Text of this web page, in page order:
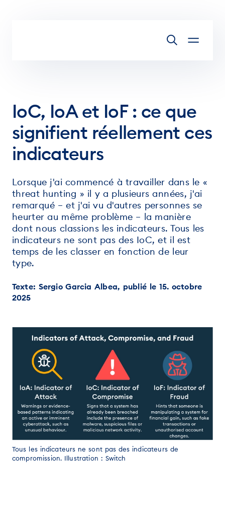
IoC, IoA et IoF : ce que
signifient réellement ces
indicateurs
Lorsque j'ai commencé à travailler dans le «
threat hunting » il y a plusieurs années, j'ai
remarqué – et j'ai vu d'autres personnes se
heurter au même problème – la manière
dont nous classions les indicateurs. Tous les
indicateurs ne sont pas des IoC, et il est
temps de les classer en fonction de leur
type.
Texte: Sergio Garcia Albea, publié le 15. octobre
2025
Tous les indicateurs ne sont pas des indicateurs de
compromission. Illustration : Switch